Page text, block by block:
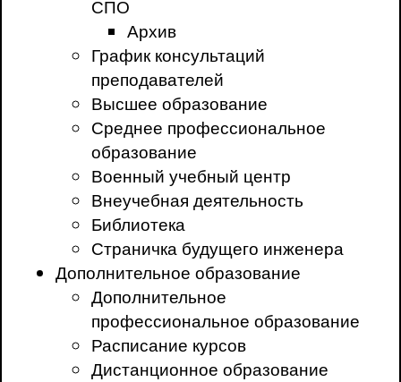
СПО
Архив
График консультаций
преподавателей
Высшее образование
Среднее профессиональное
образование
Военный учебный центр
Внеучебная деятельность
Библиотека
Страничка будущего инженера
Дополнительное образование
Дополнительное
профессиональное образование
Расписание курсов
Дистанционное образование